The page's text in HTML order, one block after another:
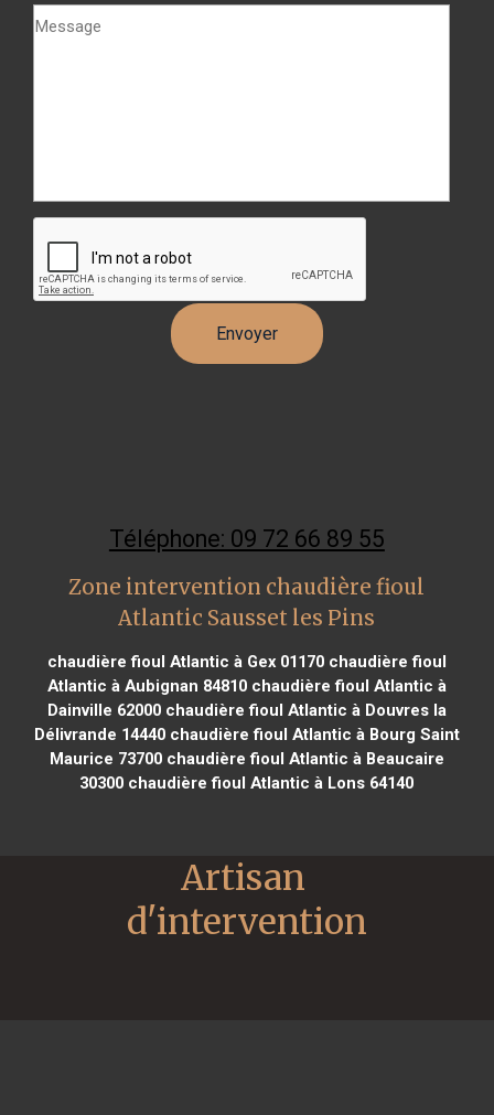
Téléphone: 09 72 66 89 55
Zone intervention chaudière fioul
Atlantic Sausset les Pins
chaudière fioul Atlantic à Gex 01170chaudière fioul
Atlantic à Aubignan 84810chaudière fioul Atlantic à
Dainville 62000chaudière fioul Atlantic à Douvres la
Délivrande 14440chaudière fioul Atlantic à Bourg Saint
Maurice 73700chaudière fioul Atlantic à Beaucaire
30300 chaudière fioul Atlantic à Lons 64140
Artisan
d'intervention